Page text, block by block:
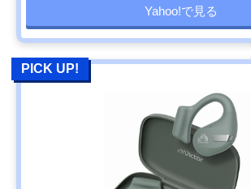
Yahoo!で見る
PICK UP!